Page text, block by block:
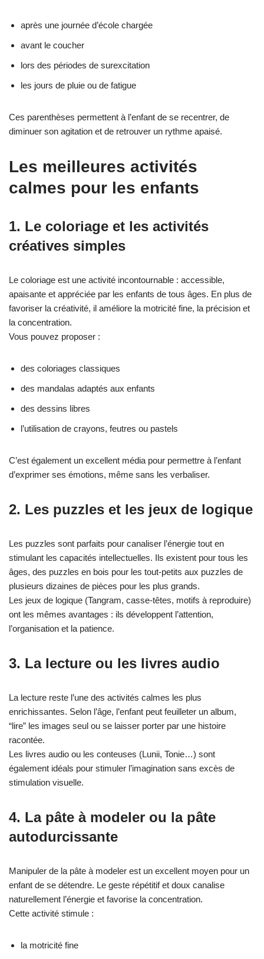
après une journée d’école chargée
avant le coucher
lors des périodes de surexcitation
les jours de pluie ou de fatigue
Ces parenthèses permettent à l’enfant de se recentrer, de
diminuer son agitation et de retrouver un rythme apaisé.
Les meilleures activités
calmes pour les enfants
1. Le coloriage et les activités
créatives simples
Le coloriage est une activité incontournable : accessible,
apaisante et appréciée par les enfants de tous âges. En plus de
favoriser la créativité, il améliore la motricité fine, la précision et
la concentration.
Vous pouvez proposer :
des coloriages classiques
des mandalas adaptés aux enfants
des dessins libres
l’utilisation de crayons, feutres ou pastels
C’est également un excellent média pour permettre à l’enfant
d’exprimer ses émotions, même sans les verbaliser.
2. Les puzzles et les jeux de logique
Les puzzles sont parfaits pour canaliser l’énergie tout en
stimulant les capacités intellectuelles. Ils existent pour tous les
âges, des puzzles en bois pour les tout-petits aux puzzles de
plusieurs dizaines de pièces pour les plus grands.
Les jeux de logique (Tangram, casse-têtes, motifs à reproduire)
ont les mêmes avantages : ils développent l’attention,
l’organisation et la patience.
3. La lecture ou les livres audio
La lecture reste l’une des activités calmes les plus
enrichissantes. Selon l’âge, l’enfant peut feuilleter un album,
“lire” les images seul ou se laisser porter par une histoire
racontée.
Les livres audio ou les conteuses (Lunii, Tonie…) sont
également idéals pour stimuler l’imagination sans excès de
stimulation visuelle.
4. La pâte à modeler ou la pâte
autodurcissante
Manipuler de la pâte à modeler est un excellent moyen pour un
enfant de se détendre. Le geste répétitif et doux canalise
naturellement l’énergie et favorise la concentration.
Cette activité stimule :
la motricité fine